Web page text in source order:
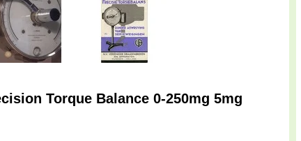
Torque Balance 0-250mg 5mg